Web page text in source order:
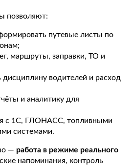
позволяют:
путевые листы по
маршруты, заправки, ТО и
дисциплину водителей и расход
и аналитику для
с 1С, ГЛОНАСС, топливными
системами.
— работа в режиме реального
напоминания, контроль